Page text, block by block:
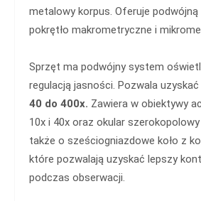
metalowy korpus. Oferuje
pokrętło makrometryczne i
Sprzęt ma podwójny system
regulacją jasności. Pozwala uzyskać
40 do 400x. Zawiera w obiektywy
10x i 40x oraz okular
także o sześciogniazdowe koło z
które pozwalają uzyskać lepszy
podczas obserwacji.